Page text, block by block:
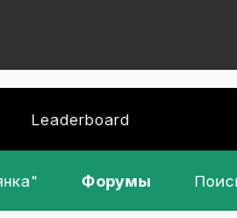
Форумы
Leaderboard